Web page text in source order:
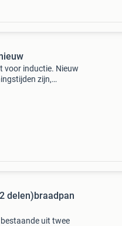
voor inductie. Nieuw
zijn,
delen)braadpan
uit twee